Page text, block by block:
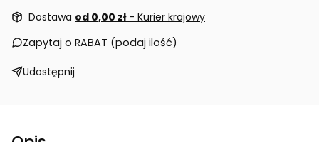
Dostawa od 0,00 zł - Kurier krajowy
Zapytaj o RABAT (podaj ilość)
Udostępnij